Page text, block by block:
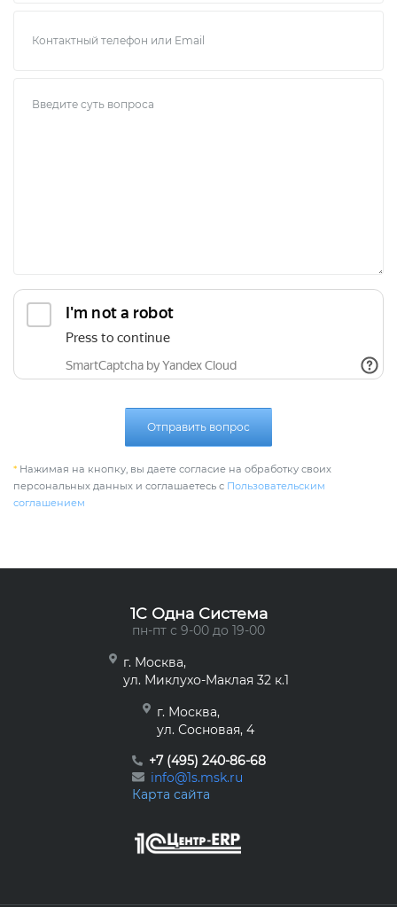
Отправить вопрос
* Нажимая на кнопку, вы даете согласие на обработку своих
персональных данных и соглашаетесь с Пользовательским
соглашением
1C Одна Система
пн-пт с 9-00 до 19-00
г. Москва,
ул. Миклухо-Маклая 32 к.1
г. Москва,
ул. Сосновая, 4
+7 (495) 240-86-68
info@1s.msk.ru
Карта сайта